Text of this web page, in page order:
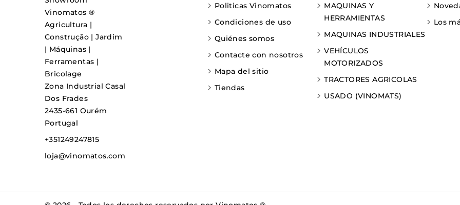
Vinomatos ®
Agricultura |
Construção | Jardim
| Máquinas |
Ferramentas |
Bricolage
Zona Industrial Casal
Dos Frades
2435-661 Ourém
Portugal
+351249247815
loja@vinomatos.com
Politicas Vinomatos
Condiciones de uso
Quiénes somos
Contacte con nosotros
Mapa del sitio
Tiendas
MAQUINAS Y
HERRAMIENTAS
MAQUINAS INDUSTRIALES
VEHÍCULOS
MOTORIZADOS
TRACTORES AGRICOLAS
USADO (VINOMATS)
Los